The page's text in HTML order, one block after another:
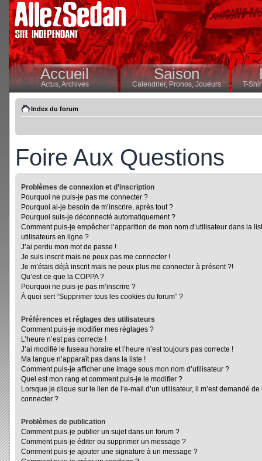
Accueil
Actus,Archives
Saison
Calendrier,Pronos, Joueurs T-
Index du forum
Foire Aux Questions
Problèmes de connexion et d’inscription
Pourquoi ne puis-je pas me connecter ?
Pourquoi ai-je besoin de m’inscrire, après tout ?
Pourquoi suis-je déconnecté automatiquement ?
Comment puis-je empêcher l’apparition de mon nom d’utilisateur dans la
utilisateurs en ligne ?
J’ai perdu mon mot de passe !
Je suis inscrit mais ne peux pas me connecter !
Je m’étais déjà inscrit mais ne peux plus me connecter à présent ?!
Qu’est-ce que la COPPA ?
Pourquoi ne puis-je pas m’inscrire ?
À quoi sert “Supprimer tous les cookies du forum” ?
Préférences et réglages des utilisateurs
Comment puis-je modifier mes réglages ?
L’heure n’est pas correcte !
J’ai modifié le fuseau horaire et l’heure n’est toujours pas correcte !
Ma langue n’apparaît pas dans la liste !
Comment puis-je afficher une image sous mon nom d’utilisateur ?
Quel est mon rang et comment puis-je le modifier ?
Lorsque je clique sur le lien de l’e-mail d’un utilisateur, il m’est demandé de
connecter ?
Problèmes de publication
Comment puis-je publier un sujet dans un forum ?
Comment puis-je éditer ou supprimer un message ?
Comment puis-je ajouter une signature à un message ?